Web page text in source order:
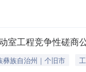
室工程竞争性磋商
族自治州｜个旧市